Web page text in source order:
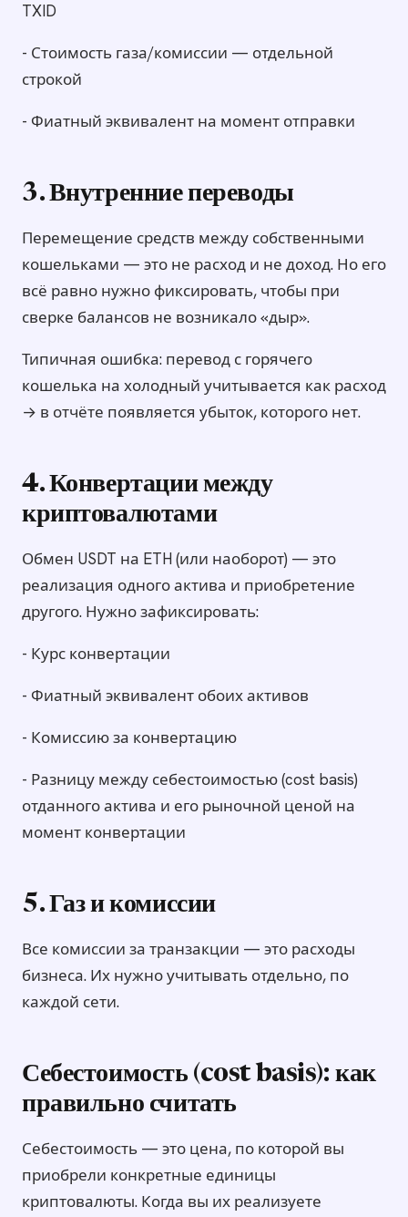
TXID
- Стоимость газа/комиссии — отдельной
строкой
- Фиатный эквивалент на момент отправки
3. Внутренние переводы
Перемещение средств между собственными
кошельками — это не расход и не доход. Но его
всё равно нужно фиксировать, чтобы при
сверке балансов не возникало «дыр».
Типичная ошибка: перевод с горячего
кошелька на холодный учитывается как расход
→ в отчёте появляется убыток, которого нет.
4. Конвертации между
криптовалютами
Обмен USDT на ETH (или наоборот) — это
реализация одного актива и приобретение
другого. Нужно зафиксировать:
- Курс конвертации
- Фиатный эквивалент обоих активов
- Комиссию за конвертацию
- Разницу между себестоимостью (cost basis)
отданного актива и его рыночной ценой на
момент конвертации
5. Газ и комиссии
Все комиссии за транзакции — это расходы
бизнеса. Их нужно учитывать отдельно, по
каждой сети.
Себестоимость (cost basis): как
правильно считать
Себестоимость — это цена, по которой вы
приобрели конкретные единицы
криптовалюты. Когда вы их реализуете